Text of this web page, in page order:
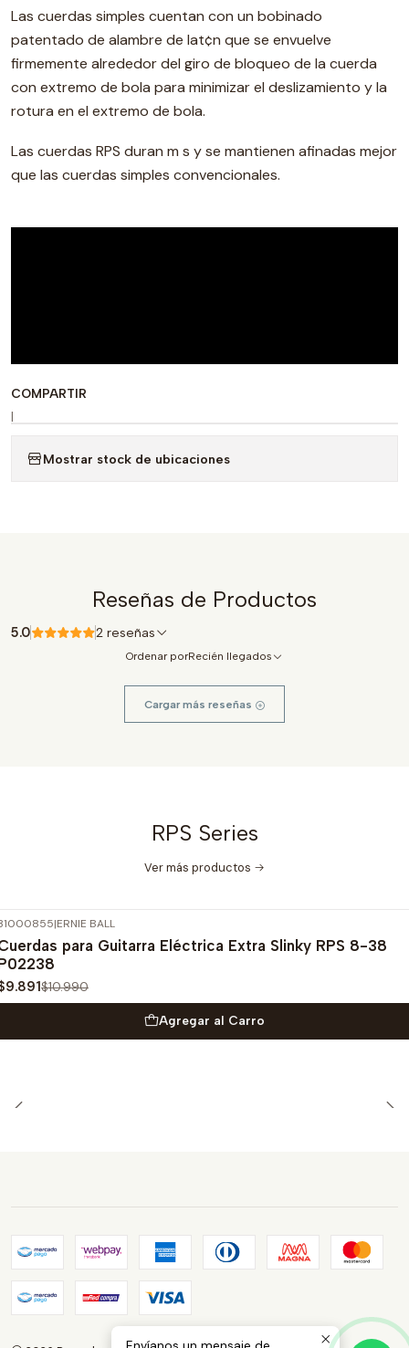
Las cuerdas simples cuentan con un bobinado
patentado de alambre de lat¢n que se envuelve
firmemente alrededor del giro de bloqueo de la cuerda
con extremo de bola para minimizar el deslizamiento y la
rotura en el extremo de bola.
Las cuerdas RPS duran m s y se mantienen afinadas mejor
que las cuerdas simples convencionales.
COMPARTIR
|
Mostrar stock de ubicaciones
Reseñas de Productos
5.0 2 reseñas
Ordenar porRecién llegados
Cargar más reseñas
RPS Series
Ver más productos
|ERNIE BALL
para Guitarra Eléctrica Extra Slinky RPS 8-38
$10.990
Agregar al Carro